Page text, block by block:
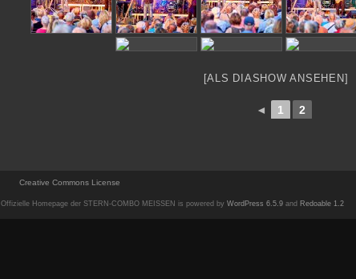
[ALS DIASHOW ANSEHEN]
◄ 1 2
Creative Commons License
Offizielle Homepage der STERN-COMBO MEISSEN is powered by WordPress 6.5.9 and Redoable 1.2